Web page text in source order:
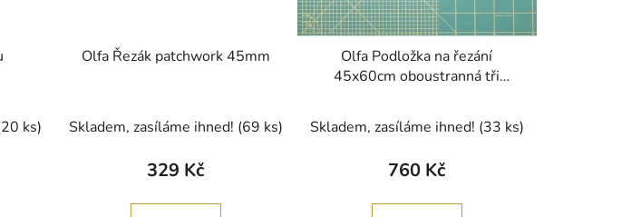
ks)
Olfa Řezák patchwork 45mm
Skladem, zasíláme ihned! (69 ks)
329 Kč
Olfa Podložka na řezání
45x60cm oboustranná tři
Skladem, zasíláme ihned! (33 ks)
760 Kč